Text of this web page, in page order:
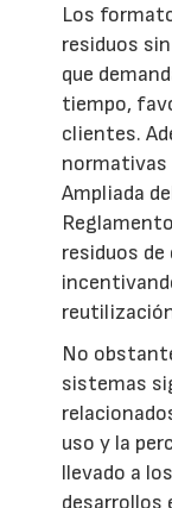
Los
residuos
que
tiempo,
clientes.
normativas
Ampliada
residuos de
No
sistemas
uso y la
llevado a
desarrollos